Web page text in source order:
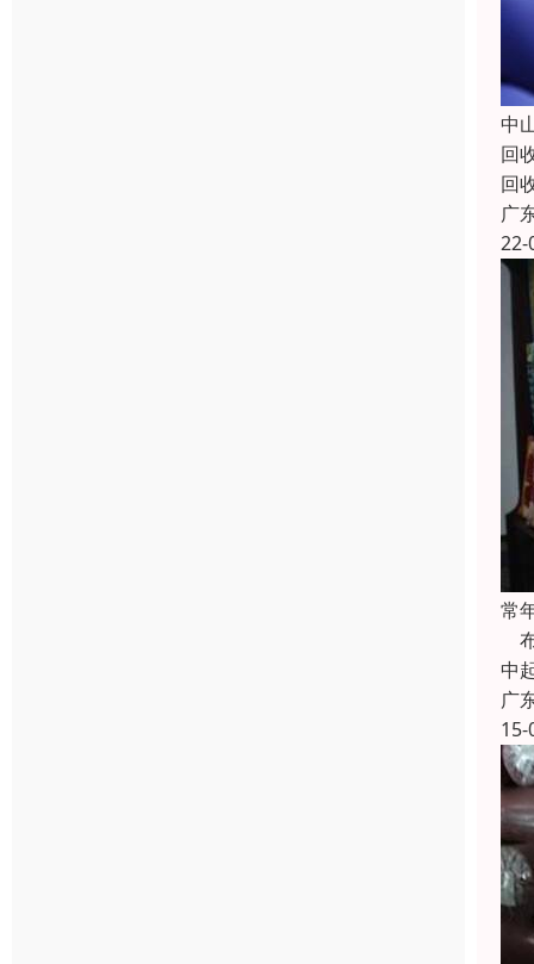
中
回
回
广
22-
常
中
广
15-